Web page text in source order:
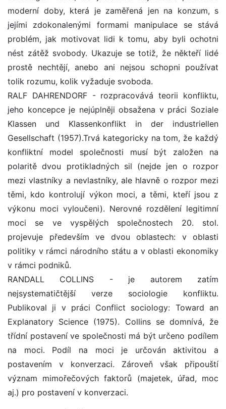
moderní doby, která je zaměřená jen na konzum, s
jejími zdokonalenými formami manipulace se stává
problém, jak motivovat lidi k tomu, aby byli ochotni
nést zátěž svobody. Ukazuje se totiž, že někteří lidé
prostě nechtějí, anebo ani nejsou schopni používat
tolik rozumu, kolik vyžaduje svoboda.
RALF DAHRENDORF - rozpracovává teorii konfliktu,
jeho koncepce je nejúplněji obsažena v práci Soziale
Klassen und Klassenkonflikt in der industriellen
Gesellschaft (1957).Trvá kategoricky na tom, že každý
konfliktní model společnosti musí být založen na
polaritě dvou protikladných sil (nejde jen o rozpor
mezi vlastníky a nevlastníky, ale hlavně o rozpor mezi
těmi, kdo kontrolují výkon moci, a těmi, kteří jsou z
výkonu moci vyloučeni). Nerovné rozdělení legitimní
moci se ve vyspělých společnostech 20. stol.
projevuje především ve dvou oblastech: v oblasti
politiky v rámci národního státu a v oblasti ekonomiky
v rámci podniků.
RANDALL COLLINS - je autorem zatím
nejsystematičtější verze sociologie konfliktu.
Publikoval ji v práci Conflict sociology: Toward an
Explanatory Science (1975). Collins se domnívá, že
třídní postavení ve společnosti má být určeno podílem
na moci. Podíl na moci je určován aktivitou a
postavením v konverzaci. Zároveň však připouští
význam mimořečových faktorů (majetek, úřad, moc
aj.) pro postavení v konverzaci.